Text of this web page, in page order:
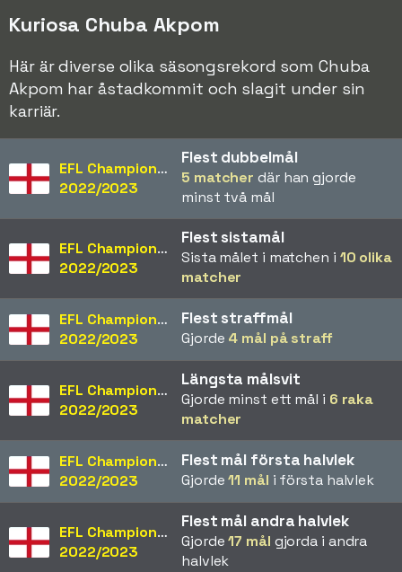
Kuriosa Chuba Akpom
Här är diverse olika säsongsrekord som Chuba
Akpom har åstadkommit och slagit under sin
karriär.
EFL Championship
2022/2023
Flest dubbelmål
5 matcher där han gjorde
minst två mål
EFL Championship
2022/2023
Flest sistamål
Sista målet i matchen i 10 olika
matcher
EFL Championship
2022/2023
Flest straffmål
Gjorde 4 mål på straff
EFL Championship
2022/2023
Längsta målsvit
Gjorde minst ett mål i 6 raka
matcher
EFL Championship
2022/2023
Flest mål första halvlek
Gjorde11 mål i första halvlek
EFL Championship
2022/2023
Flest mål andra halvlek
Gjorde17 mål gjorda i andra
halvlek